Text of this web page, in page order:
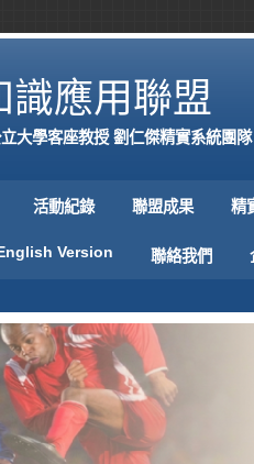
應用聯盟
大學客座教授 劉仁傑精實系統團隊
活動紀錄 聯盟成果 精
Version 聯絡我們